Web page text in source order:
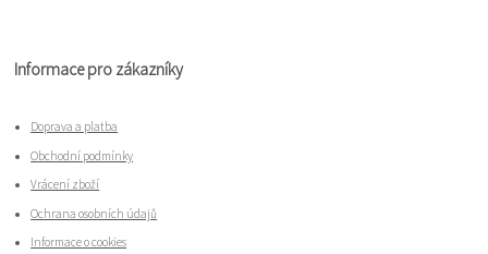
Informace pro zákazníky
Doprava a platba
Obchodní podmínky
Vrácení zboží
Ochrana osobních údajů
Informace o cookies